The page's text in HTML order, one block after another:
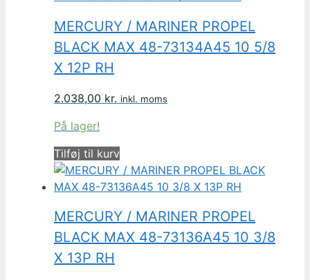
MERCURY / MARINER PROPEL
BLACK MAX 48-73134A45 10 5/8
X 12P RH
2.038,00 kr. inkl. moms
På lager!
Tilføj til kurv
MERCURY / MARINER PROPEL
BLACK MAX 48-73136A45 10 3/8
X 13P RH